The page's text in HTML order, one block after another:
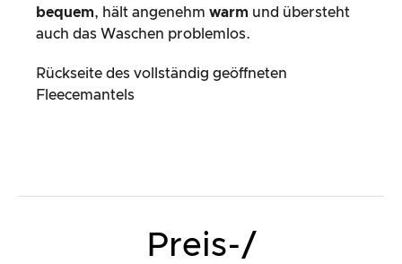
bequem, hält angenehm warm und übersteht
auch das Waschen problemlos.
Rückseite des vollständig geöffneten
Fleecemantels
Preis-/